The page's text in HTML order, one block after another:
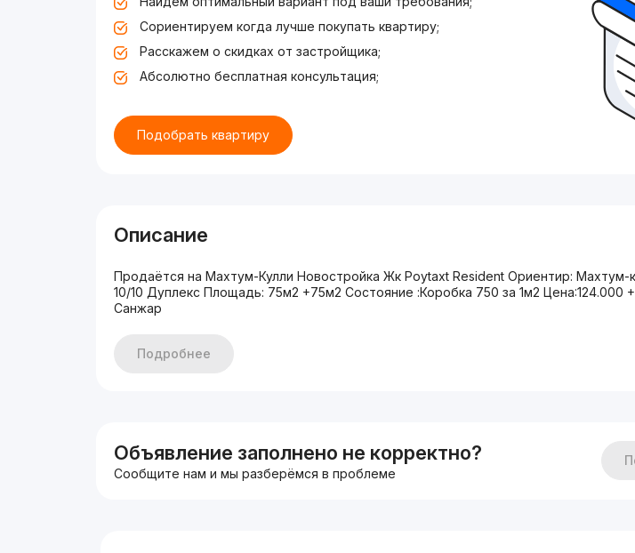
Сориентируем когда лучше покупать квартиру;
Расскажем о скидках от застройщика;
Абсолютно бесплатная консультация;
Подобрать квартиру
Описание
Продаётся на Махтум-Кулли Новостройка Жк Poytaxt Resident Ориентир: Махтум-
10/10 Дуплекс Площадь: 75м2 +75м2 Состояние :Коробка 750 за 1м2 Цена:124.000
Санжар
Подробнее
Объявление заполнено не корректно?
Сообщите нам и мы разберёмся в проблеме